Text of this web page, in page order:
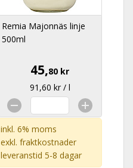
Remia Majonnäs linje
500ml
45,80 kr
91,60 kr / l
inkl. 6% moms
exkl. fraktkostnader
leveranstid 5-8 dagar